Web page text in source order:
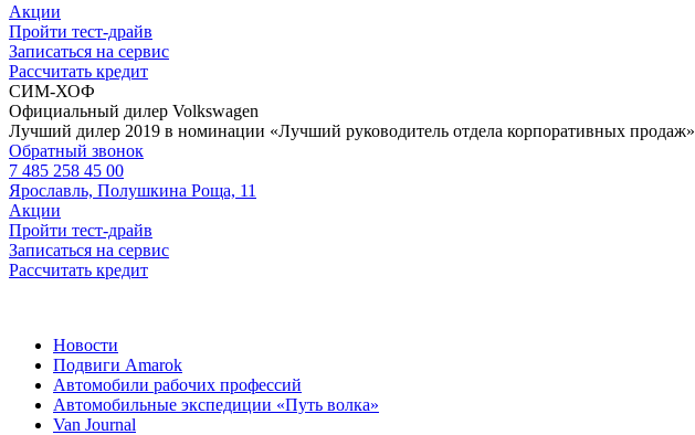
Акции
Пройти тест-драйв
Записаться на сервис
Рассчитать кредит
СИМ-ХОФ
Официальный дилер Volkswagen
Лучший дилер 2019 в номинации «Лучший руководитель отдела корпоративных продаж»
Обратный звонок
7 485 258 45 00
Ярославль, Полушкина Роща, 11
Акции
Пройти тест-драйв
Записаться на сервис
Рассчитать кредит
Новости
Подвиги Amarok
Автомобили рабочих профессий
Автомобильные экспедиции «Путь волка»
Van Journal